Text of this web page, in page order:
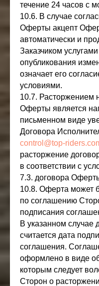
течение 24 часов с
10.6. В случае
Оферты акцепт
автоматически и
Заказчиком
опубликования
означает его
условиями.
10.7. Расторжением
Оферты является
письменном виде
Договора
control@top-
расторжение
в соответствии с
7.3. договора
10.8. Оферта может
по соглашению
подписания
В указанном
считается дата
соглашения.
оформлено в виде
которым следует
Сторон о